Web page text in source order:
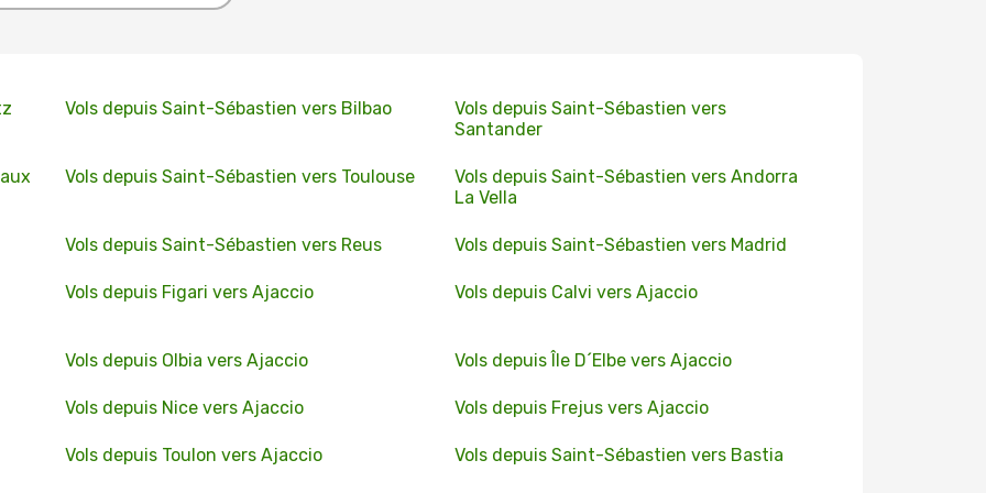
Vols depuis Saint-Sébastien vers Bilbao
Vols depuis Saint-Sébastien vers
Santander
Vols depuis Saint-Sébastien vers Toulouse
Vols depuis Saint-Sébastien vers Andorra
La Vella
Vols depuis Saint-Sébastien vers Reus Vols depuis Saint-Sébastien vers Madrid
Vols depuis Figari vers Ajaccio Vols depuis Calvi vers Ajaccio
Vols depuis Olbia vers Ajaccio Vols depuis Île D´Elbe vers Ajaccio
Vols depuis Nice vers Ajaccio Vols depuis Frejus vers Ajaccio
Vols depuis Toulon vers Ajaccio Vols depuis Saint-Sébastien vers Bastia